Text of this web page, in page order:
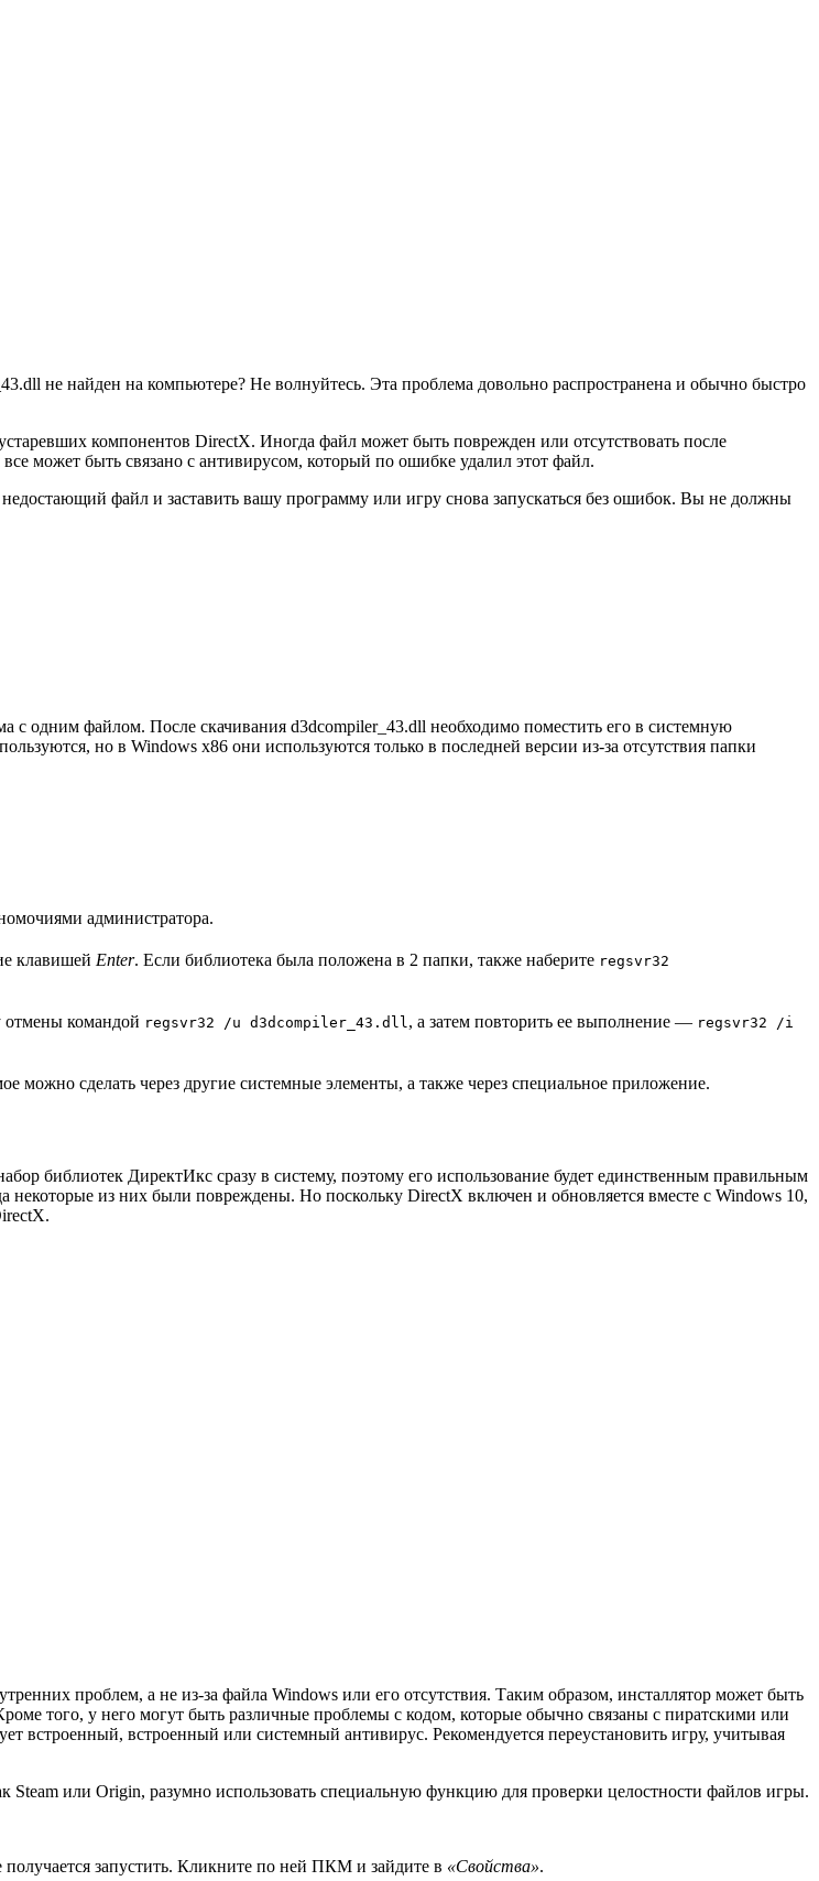
не найден на компьютере? Не волнуйтесь. Эта проблема довольно распространена и обычно быстро
компонентов DirectX. Иногда файл может быть поврежден или отсутствовать после
может быть связано с антивирусом, который по ошибке удалил этот файл.
файл и заставить вашу программу или игру снова запускаться без ошибок. Вы не должны
одним файлом. После скачивания d3dcompiler_43.dll необходимо поместить его в системную
но в Windows x86 они используются только в последней версии из-за отсутствия папки
администратора.
клавишей Enter. Если библиотека была положена в 2 папки, также наберите regsvr32
отмены командой regsvr32 /u d3dcompiler_43.dll , а затем повторить ее выполнение — regsvr32 /i
сделать через другие системные элементы, а также через специальное приложение.
библиотек ДиректИкс сразу в систему, поэтому его использование будет единственным правильным
некоторые из них были повреждены. Но поскольку DirectX включен и обновляется вместе с Windows 10,
проблем, а не из-за файла Windows или его отсутствия. Таким образом, инсталлятор может быть
того, у него могут быть различные проблемы с кодом, которые обычно связаны с пиратскими или
встроенный, встроенный или системный антивирус. Рекомендуется переустановить игру, учитывая
или Origin, разумно использовать специальную функцию для проверки целостности файлов игры.
запустить. Кликните по ней ПКМ и зайдите в «Свойства».